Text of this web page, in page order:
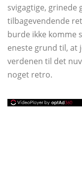
svigagtige, grinede
tilbagevendende
burde ikke komme
eneste grund til, at
verdenen til det
noget retro.